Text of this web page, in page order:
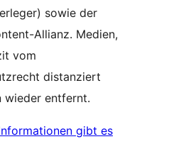
sowie der
Allianz. Medien,
vom
distanziert
wieder entfernt.
gibt es